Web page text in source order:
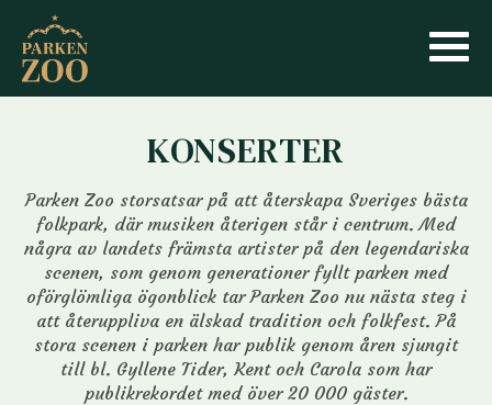
KONSERTER
Parken Zoo storsatsar på att återskapa Sveriges bästa
folkpark, där musiken återigen står i centrum. Med
några av landets främsta artister på den legendariska
scenen, som genom generationer fyllt parken med
oförglömliga ögonblick tar Parken Zoo nu nästa steg i
att återuppliva en älskad tradition och folkfest. På
stora scenen i parken har publik genom åren sjungit
till bl. Gyllene Tider, Kent och Carola som har
publikrekordet med över 20 000 gäster.